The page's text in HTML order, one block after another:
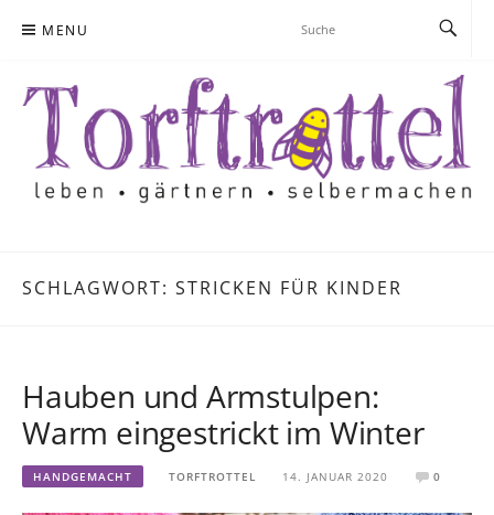
MENU
SCHLAGWORT: STRICKEN FÜR KINDER
Hauben und Armstulpen:
Warm eingestrickt im Winter
HANDGEMACHT TORFTROTTEL 14. JANUAR 2020 0